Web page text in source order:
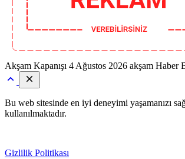
Akşam Kapanışı 4 Ağustos 2026 akşam Haber
Bu web sitesinde en iyi deneyimi yaşamanızı
kullanılmaktadır.
Gizlilik Politikası